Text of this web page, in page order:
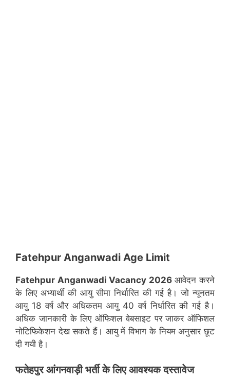
Fatehpur Anganwadi Age Limit
Fatehpur Anganwadi Vacancy 2026आवेदन करने
के लिए अभ्यार्थी की आयु सीमा निर्धारित की गई है। जो न्यूनतम
आयु 18 वर्ष और अधिकतम आयु 40 वर्ष निर्धारित की गई है।
अधिक जानकारी के लिए ऑफिशल वेबसाइट पर जाकर ऑफिशल
नोटिफिकेशन देख सकते हैं। आयु में विभाग के नियम अनुसार छूट
दी गयी है।
फतेहपुरआंगनवाड़ी भर्ती के लिए आवश्यक दस्तावेज